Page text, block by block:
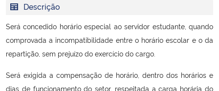
Ministério da Cidadania
Descrição
Será concedido horário especial ao servidor estudante, quando
comprovada a incompatibilidade entre o horário escolar e o da
repartição, sem prejuízo do exercício do cargo.
Será exigida a compensação de horário, dentro dos horários e
dias de funcionamento do setor, respeitada a carga horária do